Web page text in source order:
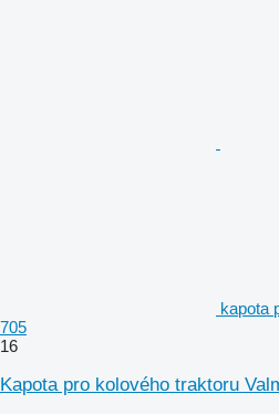
kapota
705
16
Kapota pro kolového traktoru